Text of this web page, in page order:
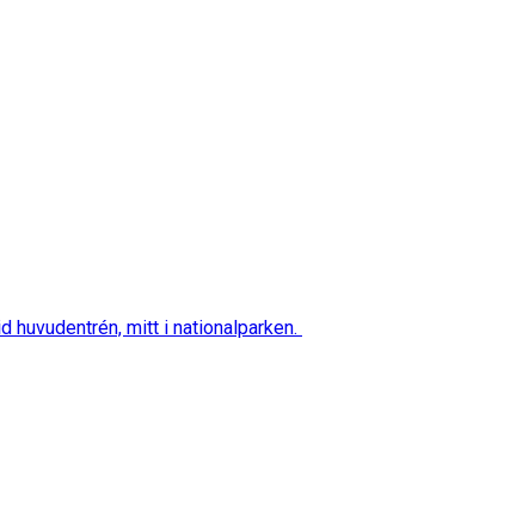
huvudentrén, mitt i nationalparken.